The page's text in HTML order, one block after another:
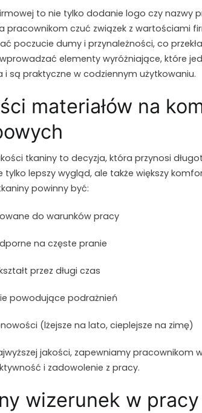
to nie tylko dodanie logo czy nazwy
pracownikom czuć związek z wartościami
poczucie dumy i przynależności, co
elementy wyróżniające, które
są praktyczne w codziennym użytkowaniu.
materiałów na
tkaniny to decyzja, która przynosi
tylko lepszy wygląd, ale także większy
powinny być:
do warunków pracy
na częste pranie
przez długi czas
powodujące podrażnień
(lżejsze na lato, cieplejsze na zimę)
jakości, zapewniamy pracownikom
i zadowolenie z pracy.
wizerunek w